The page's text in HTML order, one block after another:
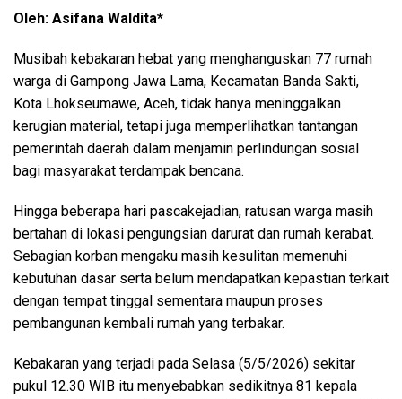
Oleh: Asifana Waldita*
Musibah kebakaran hebat yang menghanguskan 77 rumah
warga di Gampong Jawa Lama, Kecamatan Banda Sakti,
Kota Lhokseumawe, Aceh, tidak hanya meninggalkan
kerugian material, tetapi juga memperlihatkan tantangan
pemerintah daerah dalam menjamin perlindungan sosial
bagi masyarakat terdampak bencana.
Hingga beberapa hari pascakejadian, ratusan warga masih
bertahan di lokasi pengungsian darurat dan rumah kerabat.
Sebagian korban mengaku masih kesulitan memenuhi
kebutuhan dasar serta belum mendapatkan kepastian terkait
dengan tempat tinggal sementara maupun proses
pembangunan kembali rumah yang terbakar.
Kebakaran yang terjadi pada Selasa (5/5/2026) sekitar
pukul 12.30 WIB itu menyebabkan sedikitnya 81 kepala